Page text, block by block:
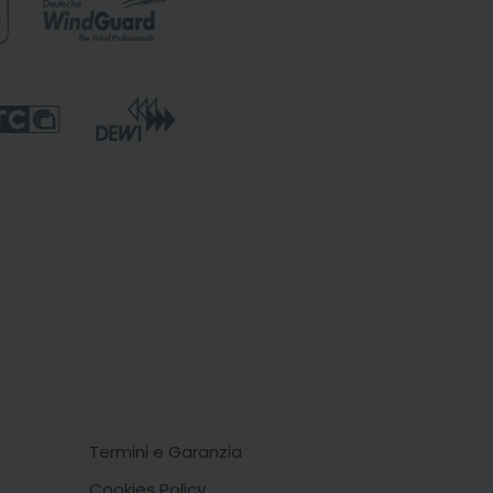
Termini e Garanzia